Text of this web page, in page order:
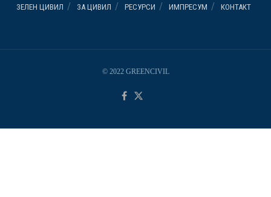
ЗЕЛЕН ЦИВИЛ ЗА ЦИВИЛ РЕСУРСИ ИМПРЕСУМ КОНТАКТ
© 2022 GREENCIVIL